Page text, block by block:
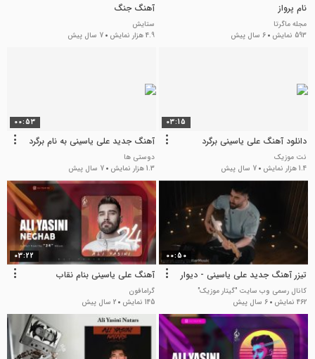
نام پرواز
مجله ماگرتا
593 نمایش
6 سال پیش
آهنگ جنگ
ستایش
4.9 هزار نمایش
7 سال پیش
03:15
دانلود آهنگ علی یاسینی برگرد
نت موزیک
1.4 هزار نمایش
7 سال پیش
00:53
آهنگ جدید علی یاسینی به نام برگرد
دوستی ها
1.3 هزار نمایش
7 سال پیش
00:50
تیزر آهنگ جدید علی یاسینی - دیوار
کانال رسمی وب سایت "گیتار موزیک"
462 نمایش
6 سال پیش
03:22
آهنگ علی یاسینی بنام نقاب
گرامافون
145 نمایش
2 سال پیش